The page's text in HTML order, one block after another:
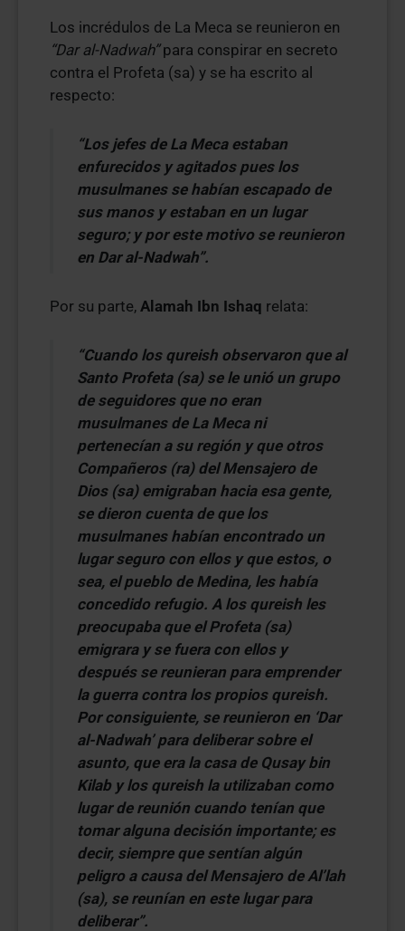
Los incrédulos de La Meca se reunieron en
“Dar al-Nadwah”para conspirar en secreto
contra el Profeta (sa) y se ha escrito al
respecto:
“Los jefes de La Meca estaban
enfurecidos y agitados pues los
musulmanes se habían escapado de
sus manos y estaban en un lugar
seguro; y por este motivo se reunieron
en Dar al-Nadwah”.
Por su parte, Alamah Ibn Ishaq relata:
“Cuando los qureish observaron que al
Santo Profeta (sa) se le unió un grupo
de seguidores que no eran
musulmanes de La Meca ni
pertenecían a su región y que otros
Compañeros (ra) del Mensajero de
Dios (sa) emigraban hacia esa gente,
se dieron cuenta de que los
musulmanes habían encontrado un
lugar seguro con ellos y que estos, o
sea, el pueblo de Medina, les había
concedido refugio. A los qureish les
preocupaba que el Profeta (sa)
emigrara y se fuera con ellos y
después se reunieran para emprender
la guerra contra los propios qureish.
Por consiguiente, se reunieron en ‘Dar
al-Nadwah’ para deliberar sobre el
asunto, que era la casa de Qusay bin
Kilab y los qureish la utilizaban como
lugar de reunión cuando tenían que
tomar alguna decisión importante; es
decir, siempre que sentían algún
peligro a causa del Mensajero de Al’lah
(sa), se reunían en este lugar para
deliberar”.